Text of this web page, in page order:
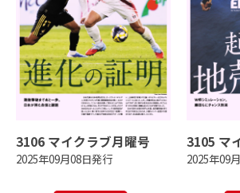
3106 マイクラブ月曜号
2025年09月08日発行
3105 マ
2025年09